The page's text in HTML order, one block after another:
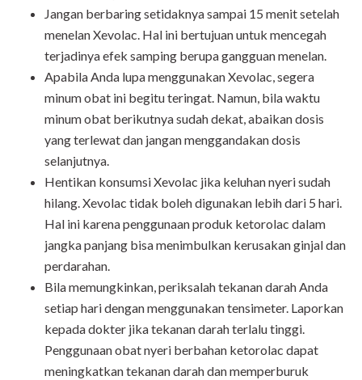
Jangan berbaring setidaknya sampai 15 menit setelah
menelan Xevolac. Hal ini bertujuan untuk mencegah
terjadinya efek samping berupa gangguan menelan.
Apabila Anda lupa menggunakan Xevolac, segera
minum obat ini begitu teringat. Namun, bila waktu
minum obat berikutnya sudah dekat, abaikan dosis
yang terlewat dan jangan menggandakan dosis
selanjutnya.
Hentikan konsumsi Xevolac jika keluhan nyeri sudah
hilang. Xevolac tidak boleh digunakan lebih dari 5 hari.
Hal ini karena penggunaan produk ketorolac dalam
jangka panjang bisa menimbulkan kerusakan ginjal dan
perdarahan.
Bila memungkinkan, periksalah tekanan darah Anda
setiap hari dengan menggunakan tensimeter. Laporkan
kepada dokter jika tekanan darah terlalu tinggi.
Penggunaan obat nyeri berbahan ketorolac dapat
meningkatkan tekanan darah dan memperburuk